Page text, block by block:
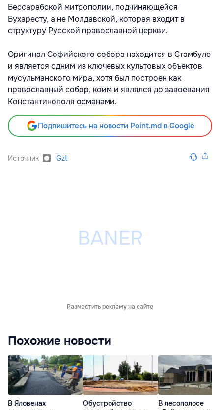
Бессарабской митрополии, подчиняющейся
Бухаресту, а не Молдавской, которая входит в
структуру Русской православной церкви.
Оригинал Софийского собора находится в Стамбуле
и является одним из ключевых культовых объектов
мусульманского мира, хотя был построен как
православный собор, коим и являлся до завоевания
Константинополя османами.
Подпишитесь на новости Point.md в Google
Источник Gzt
Разместить рекламу на сайте
Похожие новости
В Яловенах
Обустройство
В лесополосе